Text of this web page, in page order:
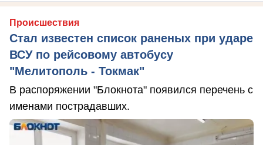
Происшествия
Стал известен список раненых при ударе
ВСУ по рейсовому автобусу
"Мелитополь - Токмак"
В распоряжении "Блокнота" появился перечень с
именами пострадавших.